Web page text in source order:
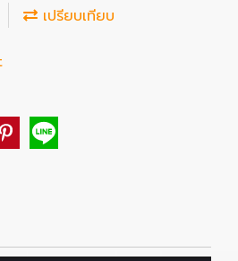
เปรียบเทียบ